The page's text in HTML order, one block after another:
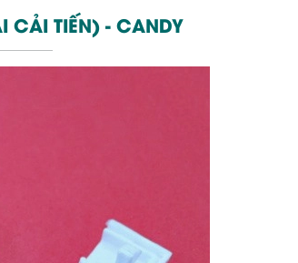
CẢI TIẾN) - CANDY